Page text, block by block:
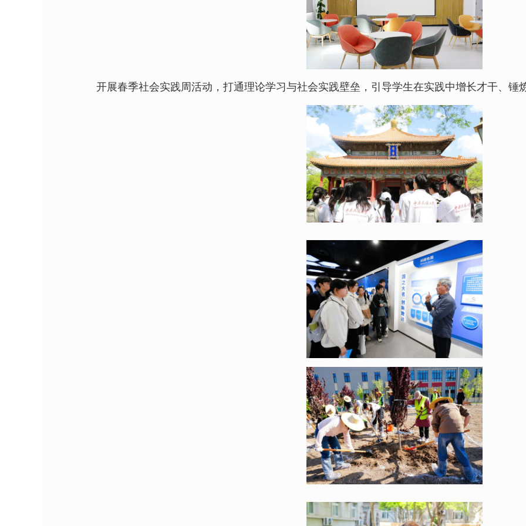
开展春季社会实践周活动，打通理论学习与社会实践壁垒，引导学生在实践中增长才干、锤